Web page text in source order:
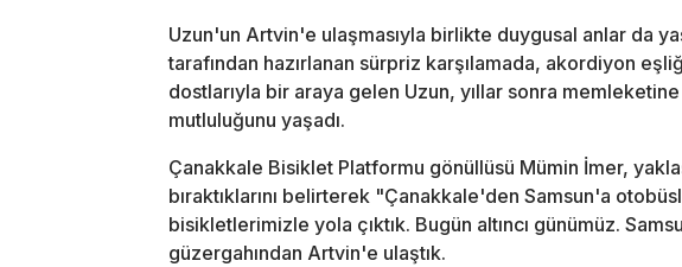
Uzun'un Artvin'e ulaşmasıyla birlikte duygusal anlar da
tarafından hazırlanan sürpriz karşılamada, akordiyon
dostlarıyla bir araya gelen Uzun, yıllar sonra
mutluluğunu yaşadı.
Çanakkale Bisiklet Platformu gönüllüsü Mümin İmer,
bıraktıklarını belirterek "Çanakkale'den Samsun'a
bisikletlerimizle yola çıktık. Bugün altıncı günümüz.
güzergahından Artvin'e ulaştık.